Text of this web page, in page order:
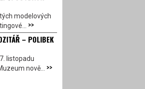
modelových
>>
– POLIBEK
listopadu
nově... >>